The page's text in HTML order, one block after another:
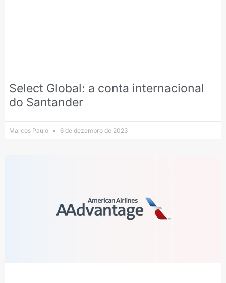
Select Global: a conta internacional
do Santander
Marcos Paulo 6 de dezembro de 2023